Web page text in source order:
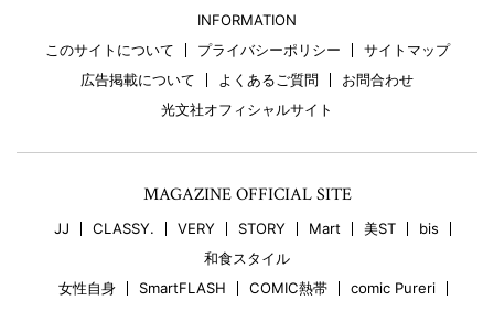
INFORMATION
このサイトについて
プライバシーポリシー
サイトマップ
広告掲載について
よくあるご質問
お問合わせ
光文社オフィシャルサイト
MAGAZINE OFFICIAL SITE
JJ CLASSY. VERY STORY Mart 美ST
bis
和食スタイル
女性自身
SmartFLASH COMIC熱帯
comic Pureri